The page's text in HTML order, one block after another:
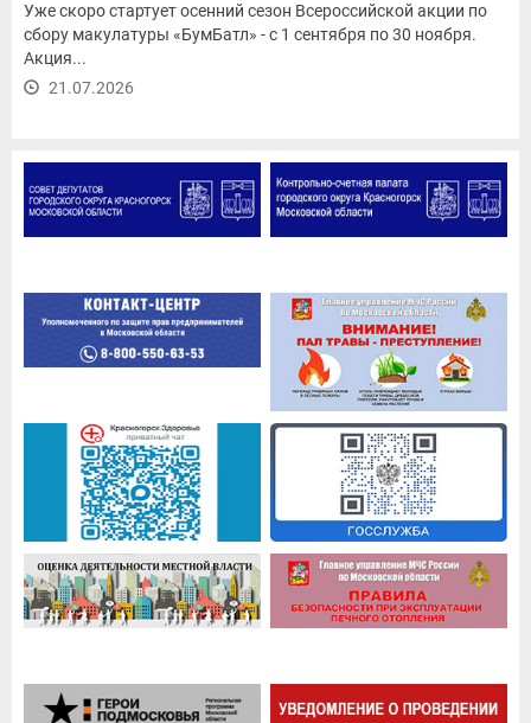
Уже скоро стартует осенний сезон Всероссийской акции по
сбору макулатуры «БумБатл» - с 1 сентября по 30 ноября.
Акция...
21.07.2026